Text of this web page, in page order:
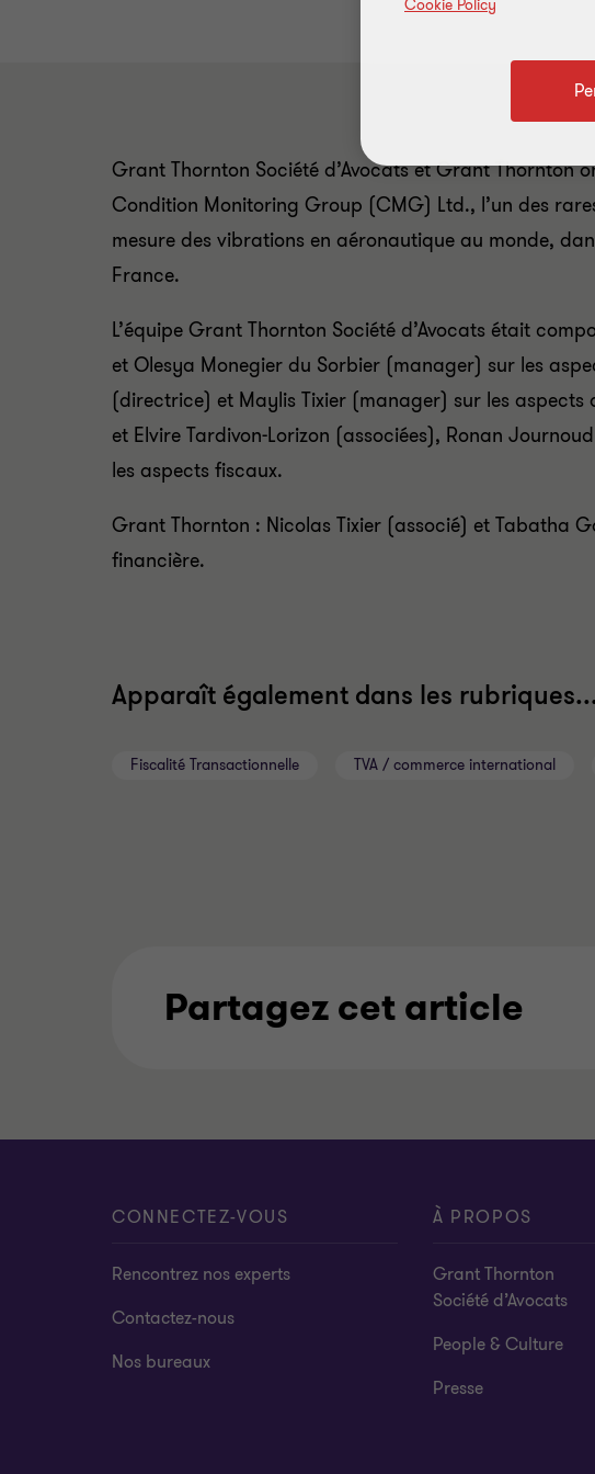
Grant Thornton Société d’Avocats et Grant Thornton
Condition Monitoring Group (CMG) Ltd., l’un des
mesure des vibrations en aéronautique au monde,
France.
L’équipe Grant Thornton Société d’Avocats était
et Olesya Monegier du Sorbier (manager) sur les
(directrice) et Maylis Tixier (manager) sur les
et Elvire Tardivon-Lorizon (associées), Ronan
les aspects fiscaux.
Grant Thornton : Nicolas Tixier (associé) et Tabatha
financière.
Apparaît également dans les rubriques...
Fiscalité Transactionnelle TVA / commerce international
Partagez cet article
CONNECTEZ-VOUS
Rencontrez nos experts
Contactez-nous
Nos bureaux
À PROPOS
Grant Thornton
Société d’Avocats
People & Culture
Presse
Cookie Policy